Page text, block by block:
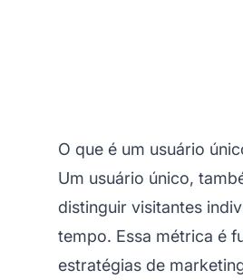
O que é um usuário
Um usuário único,
distinguir visitantes
tempo. Essa métrica é
estratégias de